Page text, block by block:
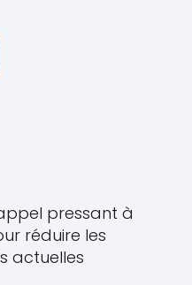
pressant à
réduire les
actuelles